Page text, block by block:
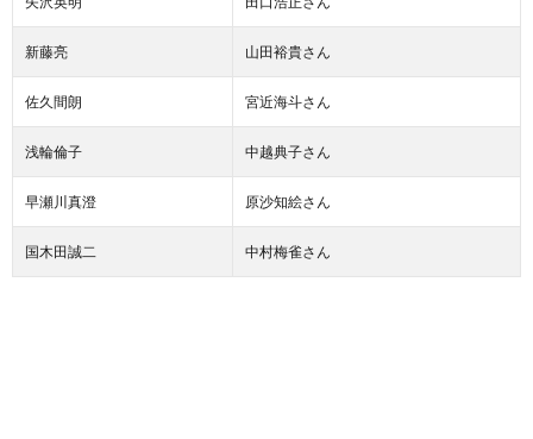
新藤亮 山田裕貴さん
佐久間朗 宮近海斗さん
浅輪倫子 中越典子さん
早瀬川真澄 原沙知絵さん
国木田誠二 中村梅雀さん